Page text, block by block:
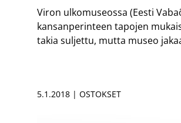
Viron ulkomuseossa (Eesti
kansanperinteen tapojen
takia suljettu, mutta museo
5.1.2018 | OSTOKSET